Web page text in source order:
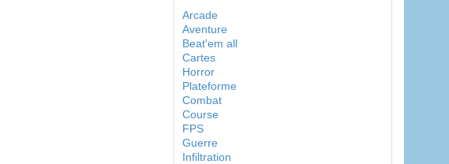
Arcade
Aventure
Beat'em all
Cartes
Horror
Plateforme
Combat
Course
FPS
Guerre
Infiltration